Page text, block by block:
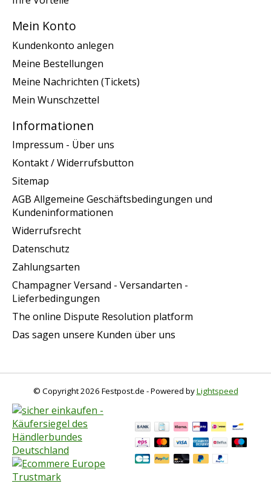
Mein Konto
Kundenkonto anlegen
Meine Bestellungen
Meine Nachrichten (Tickets)
Mein Wunschzettel
Informationen
Impressum - Über uns
Kontakt / Widerrufsbutton
Sitemap
AGB Allgemeine Geschäftsbedingungen und
Kundeninformationen
Widerrufsrecht
Datenschutz
Zahlungsarten
Champagner Versand - Versandarten -
Lieferbedingungen
The online Dispute Resolution platform
Das sagen unsere Kunden über uns
© Copyright 2026 Festpost.de - Powered byLightspeed